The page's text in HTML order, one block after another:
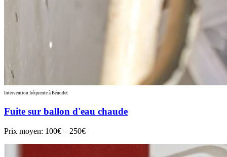
Intervention fréquente à Bénodet
Fuite sur ballon d'eau chaude
Prix moyen: 100€ – 250€